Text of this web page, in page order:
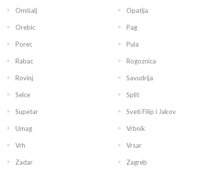
Omišalj Opatija
Orebic Pag
Porec Pula
Rabac Rogoznica
Rovinj Savudrija
Selce Split
Supetar Sveti Filip i Jakov
Umag Vrbnik
Vrh Vrsar
Zadar Zagreb